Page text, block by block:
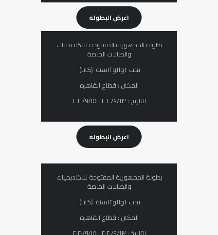
اعرض البطوله
بطولة الجمھوریة المفتوحة للاكادیمیات
والصالات الخاصة
تحت ١٠و١١و١٢سنة (كاتا)
المكان : قطاع القاهره
التاريخ : ٢٠٢٠/٩/١٣ : ٢٠٢٠/٩/١٥
اعرض البطوله
بطولة الجمھوریة المفتوحة للاكادیمیات
والصالات الخاصة
تحت ١٠و١١و١٢سنة (كاتا)
المكان : قطاع القاهره